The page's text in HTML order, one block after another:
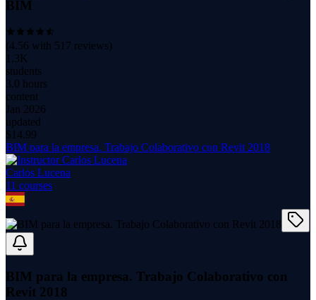
BIM
(4.56 with 517 reviews)
1.3K
students
3.0 hours
content
Jan 2026
updated
$ 14.99
BIM para la empresa. Trabajo Colaborativo con Revit 2018
Carlos Lucena
11 courses
BIM para la empresa. Trabajo Colaborativo con
Revit 2018